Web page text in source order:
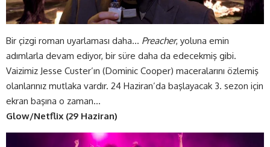
Bir çizgi roman uyarlaması daha… Preacher, yoluna emin
adımlarla devam ediyor, bir süre daha da edecekmiş gibi.
Vaizimiz Jesse Custer’ın (Dominic Cooper) maceralarını özlemiş
olanlarınız mutlaka vardır. 24 Haziran’da başlayacak 3. sezon için
ekran başına o zaman…
Glow/Netflix (29 Haziran)